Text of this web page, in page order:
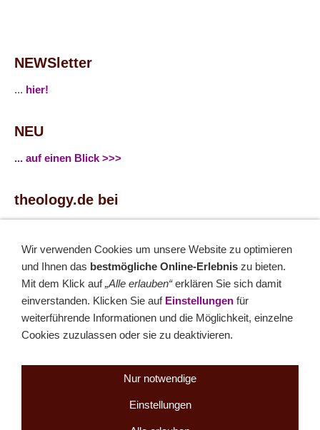
NEWSletter
... hier!
NEU
... auf einen Blick >>>
theology.de bei
... Twitter
Monatsrätsel
Rätseln & Gewinnen!
Wir verwenden Cookies um unsere Website zu optimieren
und Ihnen das bestmögliche Online-Erlebnis zu bieten.
Mit dem Klick auf„Alle erlauben“erklären Sie sich damit
einverstanden. Klicken Sie auf Einstellungen für
weiterführende Informationen und die Möglichkeit, einzelne
Cookies zuzulassen oder sie zu deaktivieren.
Nur notwendige
Einstellungen